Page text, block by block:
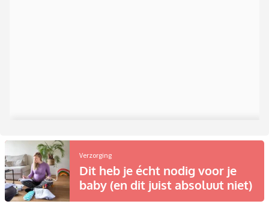
Verzorging
Dit heb je écht nodig voor je
baby (en dit juist absoluut niet)